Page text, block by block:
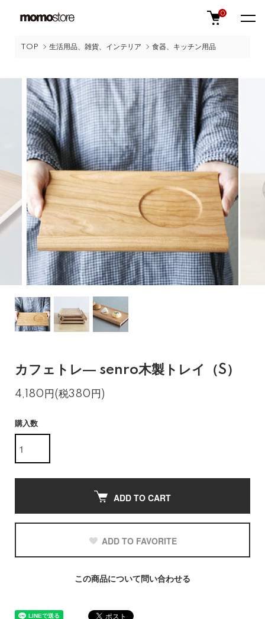
0
TOP 生活用品、雑貨、インテリア 食器、キッチン用品
カフェトレ― senro木製トレイ（S）
4,180円(税380円)
購入数
ADD TO CART
ADD TO FAVORITE
この商品について問い合わせる